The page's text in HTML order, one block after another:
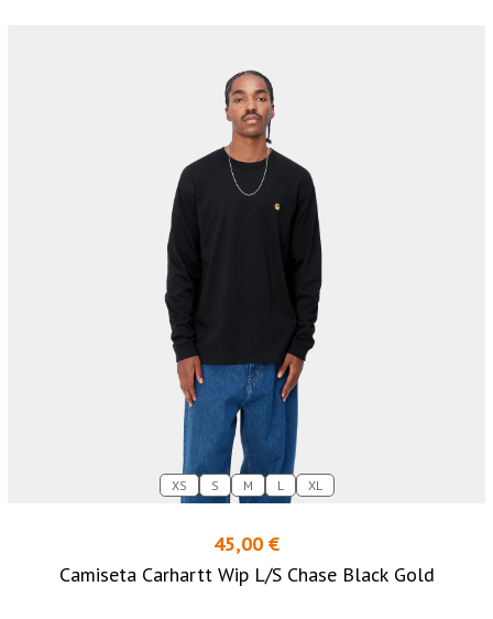
XS S M L XL
45,00 €
Camiseta Carhartt Wip L/S Chase Black Gold